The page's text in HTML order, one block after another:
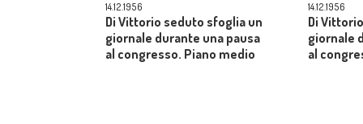
14.12.1956
Di Vittorio seduto sfoglia un
giornale durante una pausa
al congresso. Piano medio
14.12.1956
Di
giornale
al